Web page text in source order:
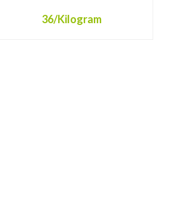
36/Kilogram